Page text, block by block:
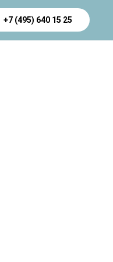
+7 (495) 640 15 25